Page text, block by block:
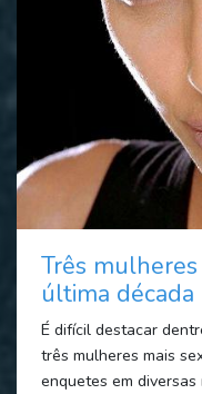
Três
última década
É difícil destacar
três mulheres mais
enquetes em diversas